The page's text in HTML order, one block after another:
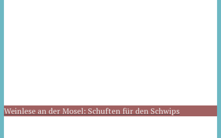
Weinlese an der Mosel: Schuften für den Schwips